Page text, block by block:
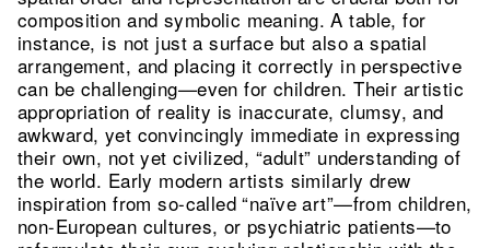
composition and symbolic meaning. A table, for
instance, is not just a surface but also a spatial
arrangement, and placing it correctly in perspective
can be challenging—even for children. Their artistic
appropriation of reality is inaccurate, clumsy, and
awkward, yet convincingly immediate in expressing
their own, not yet civilized, “adult” understanding of
the world. Early modern artists similarly drew
inspiration from so-called “naïve art”—from children,
non-European cultures, or psychiatric patients—to